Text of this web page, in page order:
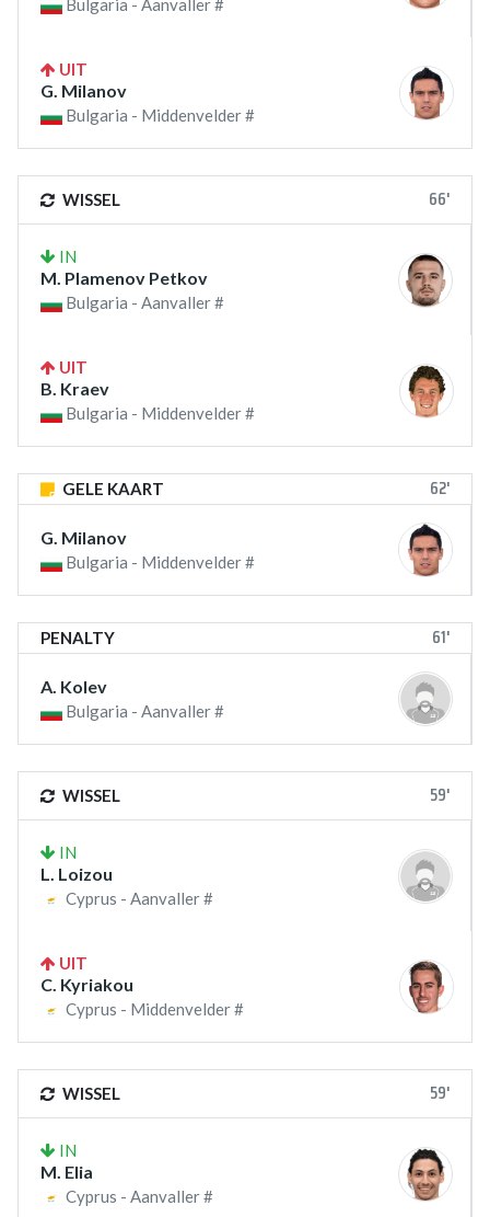
Bulgaria - Aanvaller #
UIT
G. Milanov
Bulgaria - Middenvelder #
WISSEL 66'
IN
M. Plamenov Petkov
Bulgaria - Aanvaller #
UIT
B. Kraev
Bulgaria - Middenvelder #
GELE KAART 62'
G. Milanov
Bulgaria - Middenvelder #
PENALTY 61'
A. Kolev
Bulgaria - Aanvaller #
WISSEL 59'
IN
L. Loizou
Cyprus - Aanvaller #
UIT
C. Kyriakou
Cyprus - Middenvelder #
WISSEL 59'
IN
M. Elia
Cyprus - Aanvaller #